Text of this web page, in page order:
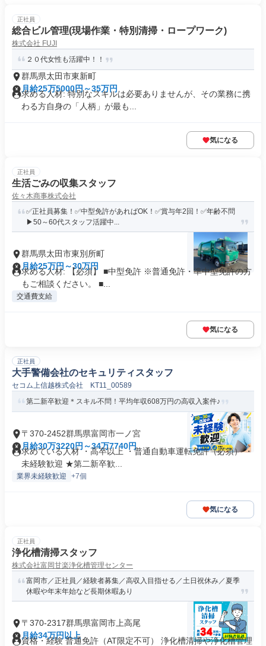
正社員
総合ビル管理(現場作業・特別清掃・ロープワーク)
株式会社 FUJI
２０代女性も活躍中！！
群馬県太田市東新町
月給25万5000円～35万円
求める人材: 特別なスキルは必要ありませんが、その業務に携
わる方自身の「人柄」が最も...
気になる
正社員
生活ごみの収集スタッフ
佐々木商事株式会社
✅正社員募集！✅中型免許があればOK！✅賞与年2回！✅年齢不問
▶50～60代スタッフ活躍中...
群馬県太田市東別所町
月給25万円～30万円
求める人材: 【必須】 ■中型免許 ※普通免許・準中型免許の方
もご相談ください。 ■...
交通費支給
気になる
正社員
大手警備会社のセキュリティスタッフ
セコム上信越株式会社 KT11_00589
第二新卒歓迎＊スキル不問！平均年収608万円の高収入案件♪
〒370-2452群馬県富岡市一ノ宮
月給30万3220円～34万7740円
求めている人材 ・高卒以上 ・普通自動車運転免許（必須） ・
未経験歓迎 ★第二新卒歓...
業界未経験歓迎 +7個
気になる
正社員
浄化槽清掃スタッフ
株式会社富岡甘楽浄化槽管理センター
富岡市／正社員／経験者募集／高収入目指せる／土日祝休み／夏季
休暇や年末年始など長期休暇あり
〒370-2317群馬県富岡市上高尾
月給34万円以上
資格・経験 普通免許（AT限定不可） 浄化槽清掃や浄化槽管理